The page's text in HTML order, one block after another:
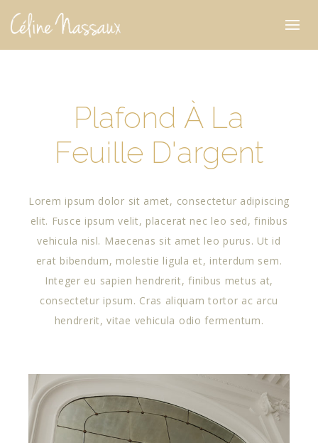
Plafond À La
Feuille D'argent
Lorem ipsum dolor sit amet, consectetur adipiscing
elit. Fusce ipsum velit, placerat nec leo sed, finibus
vehicula nisl. Maecenas sit amet leo purus. Ut id
erat bibendum, molestie ligula et, interdum sem.
Integer eu sapien hendrerit, finibus metus at,
consectetur ipsum. Cras aliquam tortor ac arcu
hendrerit, vitae vehicula odio fermentum.